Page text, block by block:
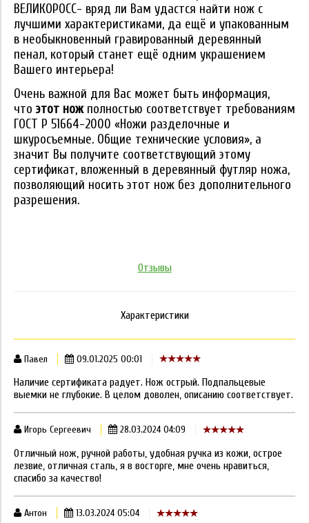
ВЕЛИКОРОСС- вряд ли Вам удастся найти нож с
лучшими характеристиками, да ещё и упакованным
в необыкновенный гравированный деревянный
пенал, который станет ещё одним украшением
Вашего интерьера!
Очень важной для Вас может быть информация,
чтоэтот ножполностью соответствует требованиям
ГОСТ Р 51664-2000 «Ножи разделочные и
шкуросъемные. Общие технические условия», а
значит Вы получите соответствующий этому
сертификат, вложенный в деревянный футляр ножа,
позволяющий носить этот нож без дополнительного
разрешения.
Отзывы
Характеристики
Павел 09.01.2025 00:01
Наличие сертификата радует. Нож острый. Подпальцевые
выемки не глубокие. В целом доволен, описанию соответствует.
Игорь Сергеевич 28.03.2024 04:09
Отличный нож, ручной работы, удобная ручка из кожи, острое
лезвие, отличная сталь, я в восторге, мне очень нравиться,
спасибо за качество!
Антон 13.03.2024 05:04